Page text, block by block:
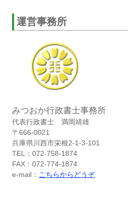
運営事務所
みつおか行政書士事務所
代表行政書士 満岡靖雄
〒666-0021
兵庫県川西市栄根2-1-3-101
TEL：072-758-1874
FAX：072-774-1874
e-mail： こちらからどうぞ